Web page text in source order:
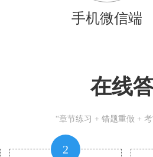
手机微信端
在线
“章节练习 + 错题重做 +
2